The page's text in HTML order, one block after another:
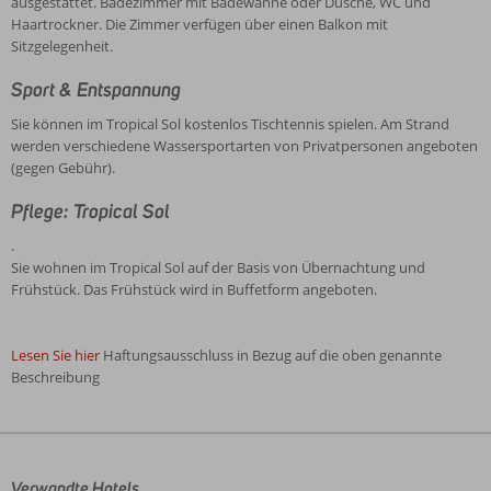
Haartrockner. Die Zimmer verfügen über einen Balkon mit
Sitzgelegenheit.
Sport & Entspannung
Sie können im Tropical Sol kostenlos Tischtennis spielen. Am Strand
werden verschiedene Wassersportarten von Privatpersonen angeboten
(gegen Gebühr).
Pflege: Tropical Sol
.
Sie wohnen im Tropical Sol auf der Basis von Übernachtung und
Frühstück. Das Frühstück wird in Buffetform angeboten.
Lesen Sie hier Haftungsausschluss in Bezug auf die oben genannte
Beschreibung
von